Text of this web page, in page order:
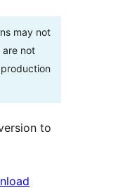
may not
are not
to